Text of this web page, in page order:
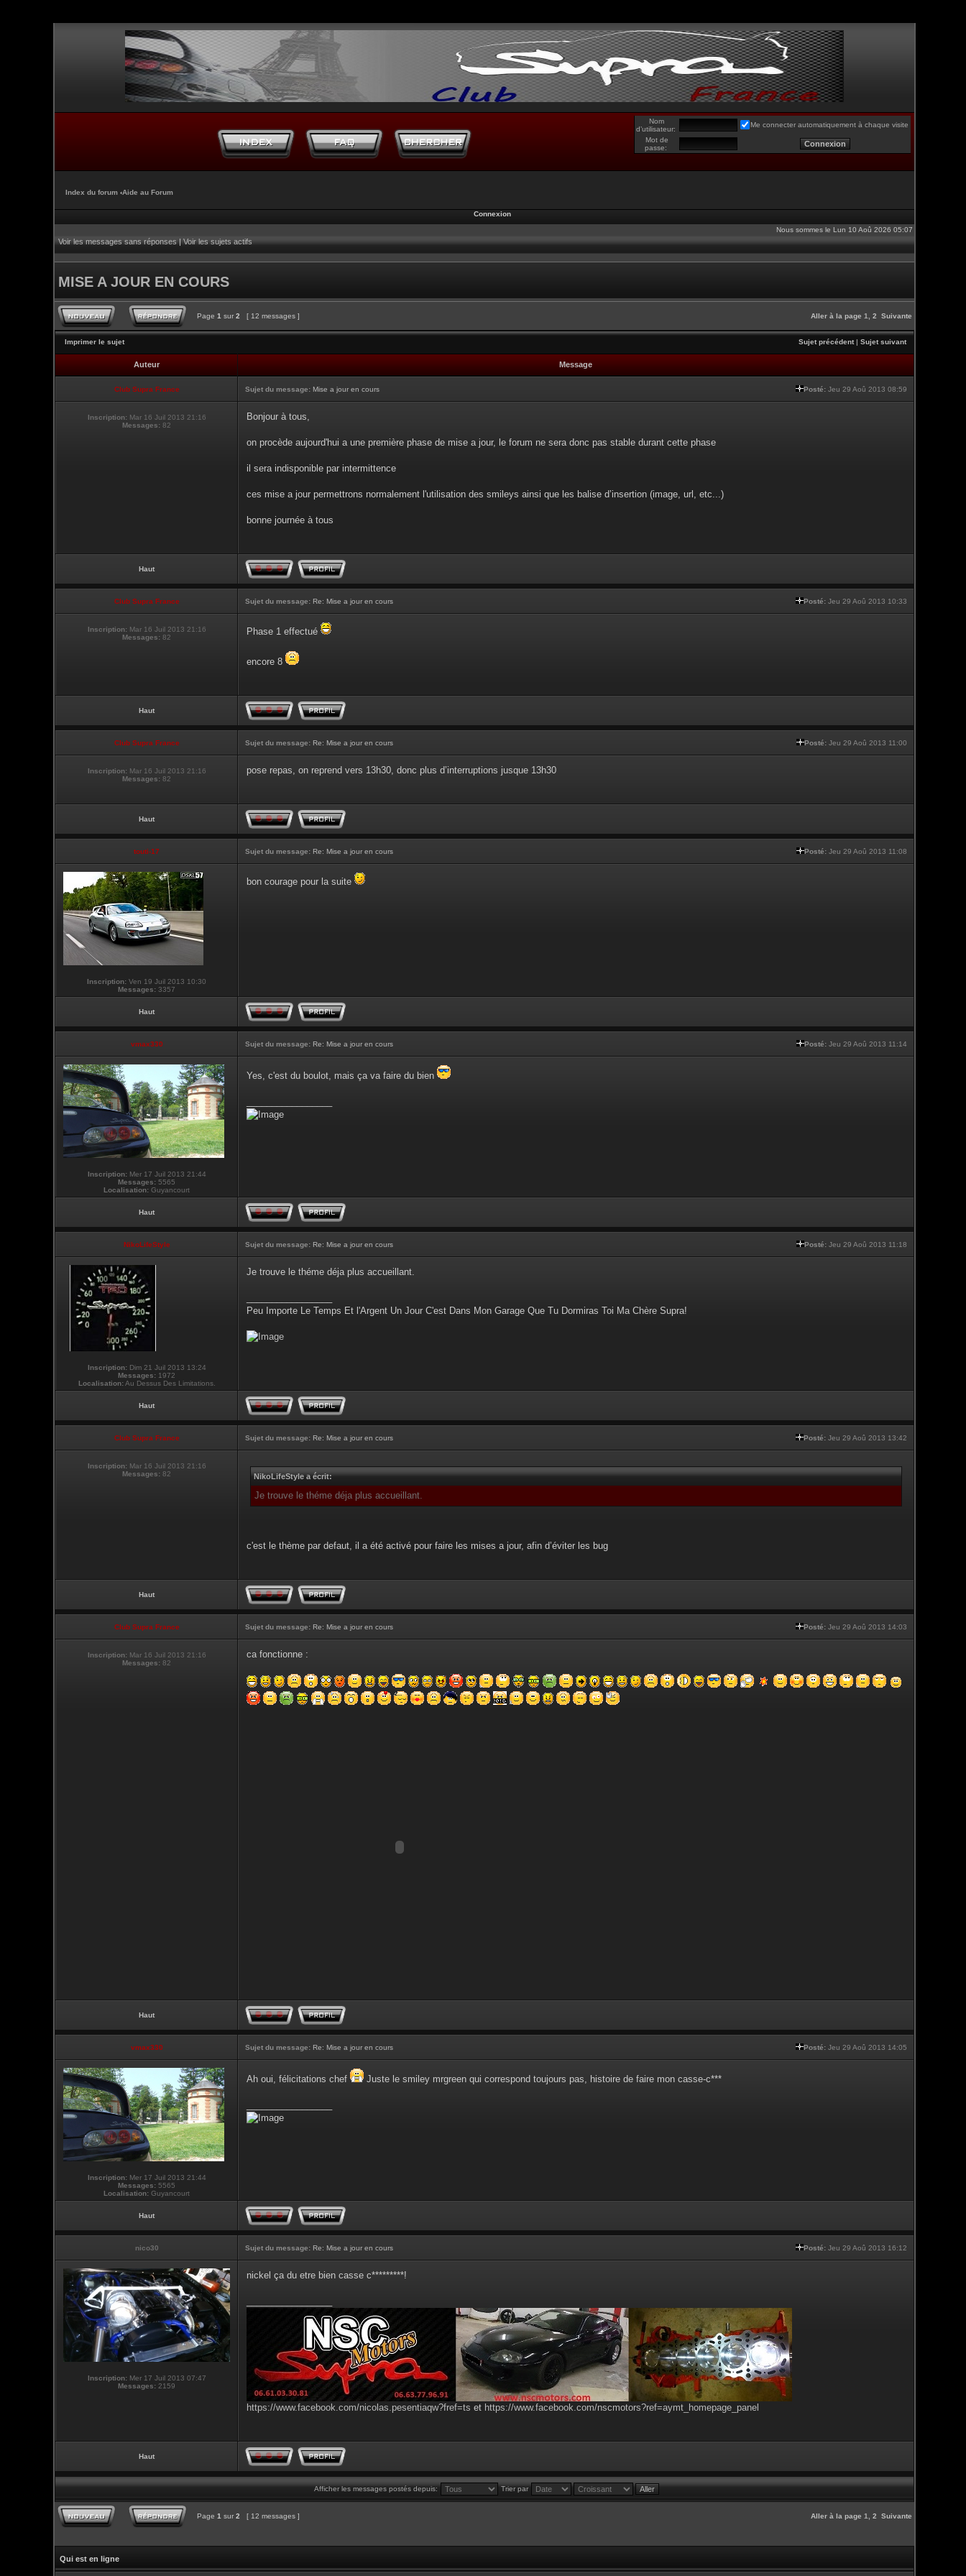
Nom
d’utilisateur:
Me connecter automatiquement à chaque visite
Mot de
passe:
Index du forum ‹Aide au Forum
Connexion
Nous sommes le Lun 10 Aoû 2026 05:07
Voir les messages sans réponses|Voir les sujets actifs
MISE A JOUR EN COURS
Page 1 sur 2 [ 12 messages ] Aller à la page 1 2 Suivante
Imprimer le sujet Sujet précédent| Sujet suivant
Auteur Message
Club Supra France Sujet du message: Mise a jour en cours Posté: Jeu 29 Aoû 2013 08:59
Inscription: Mar 16 Juil 2013 21:16
Messages: 82
Bonjour à tous,
on procède aujourd'hui a une première phase de mise a jour, le forum ne sera donc pas stable durant cette phase
il sera indisponible par intermittence
ces mise a jour permettrons normalement l'utilisation des smileys ainsi que les balise d’insertion (image, url, etc...)
bonne journée à tous
Haut
Club Supra France Sujet du message: Re: Mise a jour en cours Posté: Jeu 29 Aoû 2013 10:33
Inscription: Mar 16 Juil 2013 21:16
Messages: 82
Phase 1 effectué
encore 8
Haut
Club Supra France Sujet du message: Re: Mise a jour en cours Posté: Jeu 29 Aoû 2013 11:00
Inscription: Mar 16 Juil 2013 21:16
Messages: 82
pose repas, on reprend vers 13h30, donc plus d’interruptions jusque 13h30
Haut
touti-17 Sujet du message: Re: Mise a jour en cours Posté: Jeu 29 Aoû 2013 11:08
Inscription: Ven 19 Juil 2013 10:30
Messages: 3357
bon courage pour la suite
Haut
vmax330 Sujet du message: Re: Mise a jour en cours Posté: Jeu 29 Aoû 2013 11:14
Inscription:Mer 17 Juil 2013 21:44
Messages: 5565
Localisation: Guyancourt
Yes, c'est du boulot, mais ça va faire du bien
Haut
NikoLifeStyle Sujet du message: Re: Mise a jour en cours Posté: Jeu 29 Aoû 2013 11:18
Inscription:Dim 21 Juil 2013 13:24
Messages: 1972
Localisation:Au Dessus Des Limitations.
Je trouve le théme déja plus accueillant.
Peu Importe Le Temps Et l'Argent Un Jour C'est Dans Mon Garage Que Tu Dormiras Toi Ma Chère Supra!
Haut
Club Supra France Sujet du message: Re: Mise a jour en cours Posté: Jeu 29 Aoû 2013 13:42
Inscription: Mar 16 Juil 2013 21:16
Messages: 82 NikoLifeStyle a écrit:
Je trouve le théme déja plus accueillant.
c'est le thème par defaut, il a été activé pour faire les mises a jour, afin d’éviter les bug
Haut
Club Supra France Sujet du message: Re: Mise a jour en cours Posté: Jeu 29 Aoû 2013 14:03
Inscription: Mar 16 Juil 2013 21:16
Messages: 82
ca fonctionne :
Haut
vmax330 Sujet du message: Re: Mise a jour en cours Posté: Jeu 29 Aoû 2013 14:05
Inscription:Mer 17 Juil 2013 21:44
Messages: 5565
Localisation: Guyancourt
Ah oui, félicitations chef Juste le smiley mrgreen qui correspond toujours pas, histoire de faire mon casse-c***
Haut
nico30 Sujet du message: Re: Mise a jour en cours Posté: Jeu 29 Aoû 2013 16:12
Inscription:Mer 17 Juil 2013 07:47
Messages: 2159
nickel ça du etre bien casse c*********!
https://www.facebook.com/nicolas.pesentiaqw?fref=ts et https://www.facebook.com/nscmotors?ref=aymt_homepage_panel
Haut
Afficher les messages postés depuis: Trier par
Page 1 sur 2 [ 12 messages ] Aller à la page 1 2 Suivante
Qui est en ligne